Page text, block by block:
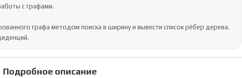
с графами.
графа методом поиска в ширину и вывести список рёбер дерева.
Подробное описание